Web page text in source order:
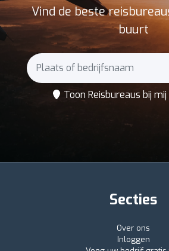
Vind de beste
buurt
Toon Reisbureaus bij
Secties
Over ons
Inloggen